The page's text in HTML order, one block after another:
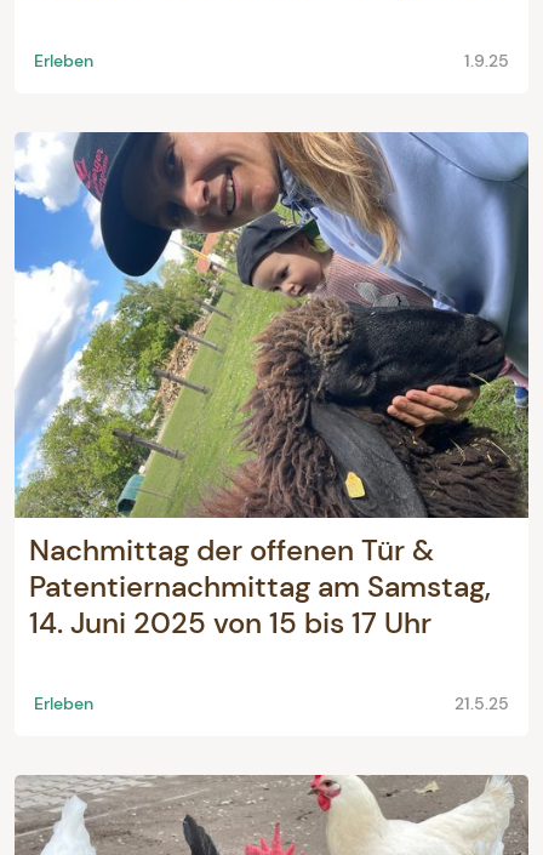
Erleben 1.9.25
Nachmittag der offenen Tür &
Patentiernachmittag am Samstag,
14. Juni 2025 von 15 bis 17 Uhr
Erleben 21.5.25